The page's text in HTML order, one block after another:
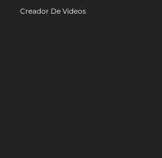
Creador De Videos